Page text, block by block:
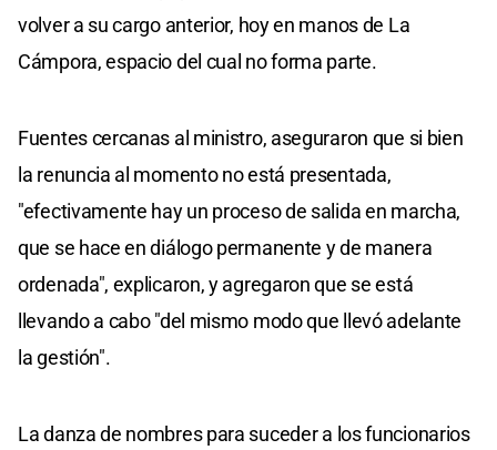
volver a su cargo anterior, hoy en manos de La
Cámpora, espacio del cual no forma parte.
Fuentes cercanas al ministro, aseguraron que si bien
la renuncia al momento no está presentada,
"efectivamente hay un proceso de salida en marcha,
que se hace en diálogo permanente y de manera
ordenada", explicaron, y agregaron que se está
llevando a cabo "del mismo modo que llevó adelante
la gestión".
La danza de nombres para suceder a los funcionarios